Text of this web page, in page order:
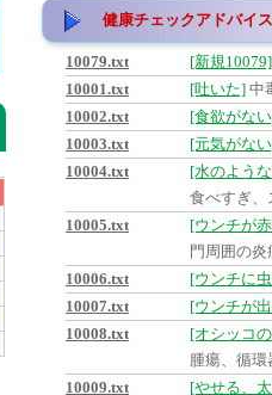
健康チェックアドバイス
10079.txt [新規10079]
10001.txt
[吐いた] 中
10002.txt
[食欲がな
10003.txt
[元気がな
10004.txt
[水のよう
食べすぎ、
10005.txt
[ウンチが
門周囲の炎
10006.txt
[ウンチに
10007.txt
[ウンチが
10008.txt
[オシッコ
腫瘍、循環
10009.txt
[やせる、